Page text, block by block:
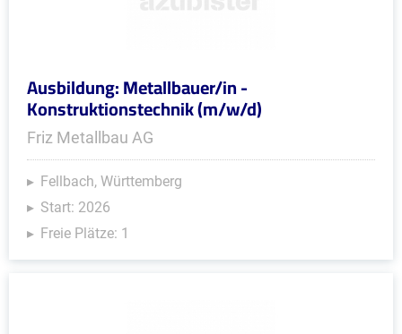
Ausbildung: Metallbauer/in -
Konstruktionstechnik (m/w/d)
Friz Metallbau AG
Fellbach, Württemberg
Start: 2026
Freie Plätze: 1